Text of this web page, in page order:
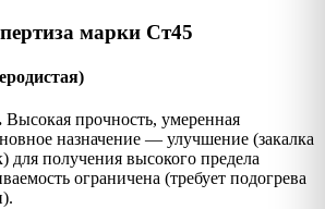
марки Ст45
Высокая прочность, умеренная
назначение — улучшение (закалка
для получения высокого предела
ограничена (требует подогрева